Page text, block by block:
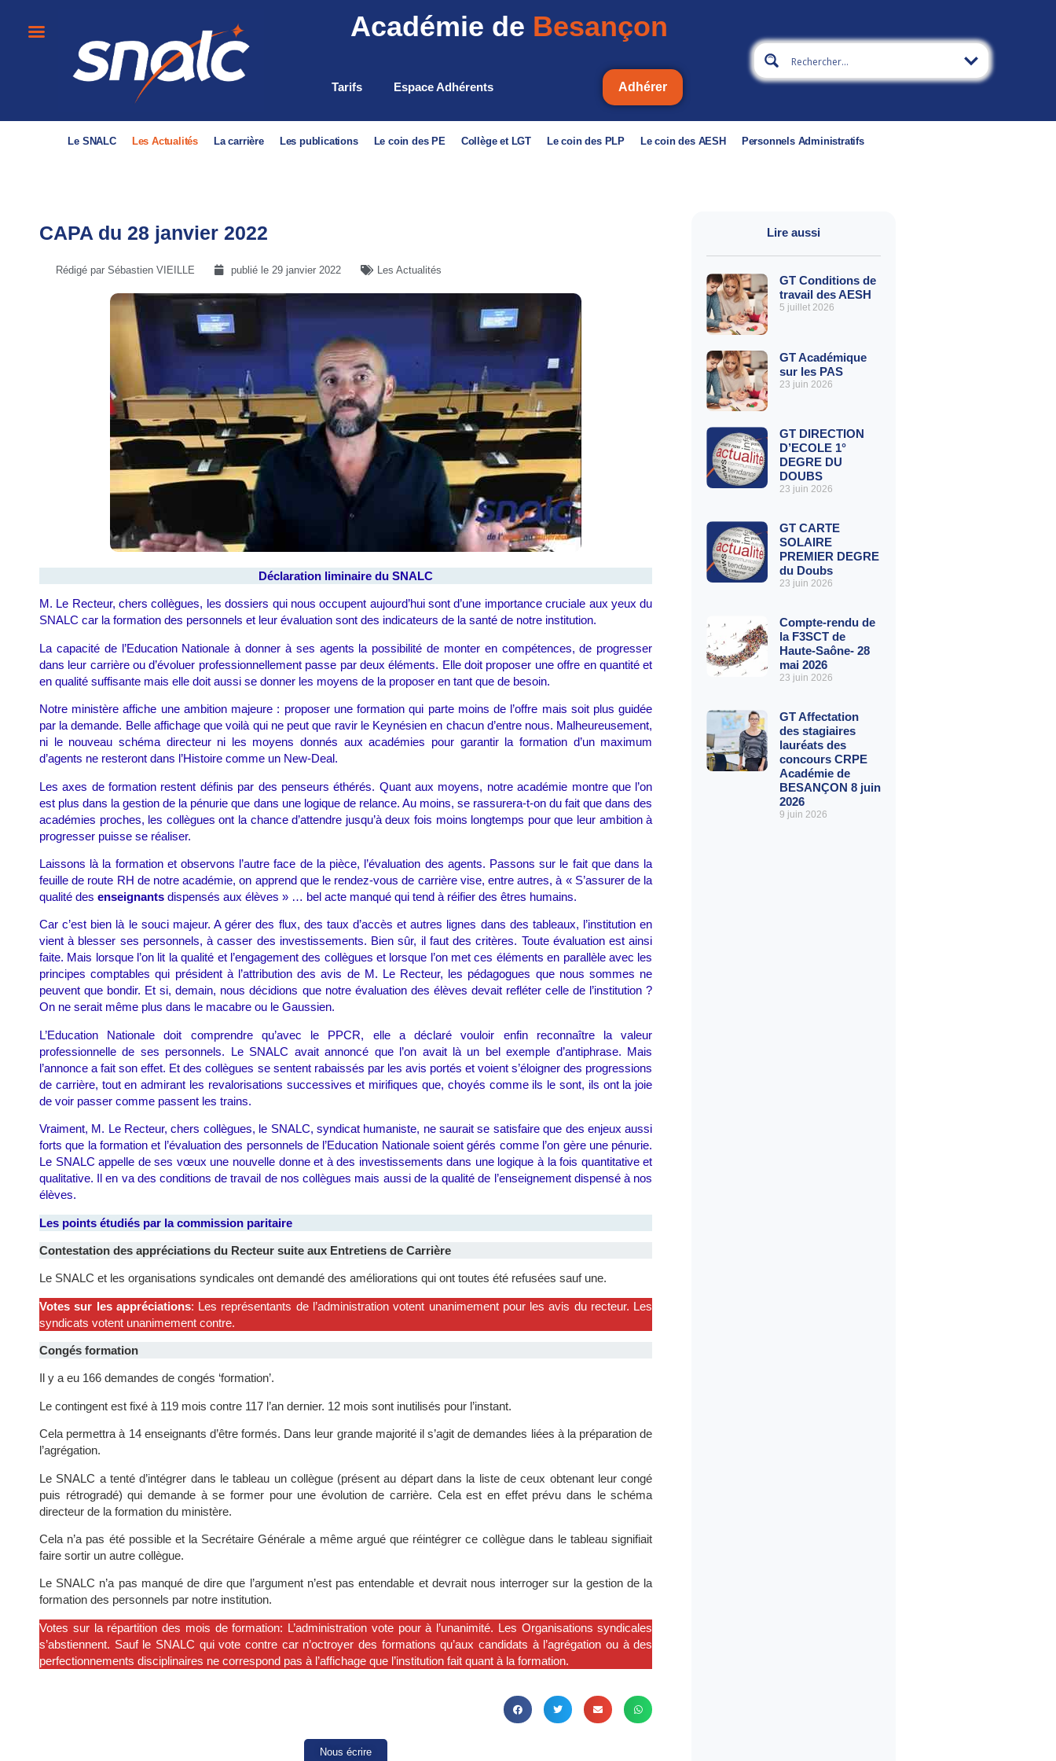
Académie de Besançon
Tarifs Espace Adhérents Adhérer
Le SNALC Les Actualités La carrière Les publications Le coin des PE Collège et LGT Le coin des PLP Le coin des AESH Personnels Administratifs
CAPA du 28 janvier 2022
Rédigé par Sébastien VIEILLE publié le 29 janvier 2022 Les Actualités
Déclaration liminaire du SNALC
M. Le Recteur, chers collègues, les dossiers qui nous occupent aujourd’hui sont d’une importance cruciale aux yeux du
SNALC car la formation des personnels et leur évaluation sont des indicateurs de la santé de notre institution.
La capacité de l’Education Nationale à donner à ses agents la possibilité de monter en compétences, de progresser
dans leur carrière ou d’évoluer professionnellement passe par deux éléments. Elle doit proposer une offre en quantité et
en qualité suffisante mais elle doit aussi se donner les moyens de la proposer en tant que de besoin.
Notre ministère affiche une ambition majeure : proposer une formation qui parte moins de l’offre mais soit plus guidée
par la demande. Belle affichage que voilà qui ne peut que ravir le Keynésien en chacun d’entre nous. Malheureusement,
ni le nouveau schéma directeur ni les moyens donnés aux académies pour garantir la formation d’un maximum
d’agents ne resteront dans l’Histoire comme un New-Deal.
Les axes de formation restent définis par des penseurs éthérés. Quant aux moyens, notre académie montre que l’on
est plus dans la gestion de la pénurie que dans une logique de relance. Au moins, se rassurera-t-on du fait que dans des
académies proches, les collègues ont la chance d’attendre jusqu’à deux fois moins longtemps pour que leur ambition à
progresser puisse se réaliser.
Laissons là la formation et observons l’autre face de la pièce, l’évaluation des agents. Passons sur le fait que dans la
feuille de route RH de notre académie, on apprend que le rendez-vous de carrière vise, entre autres, à « S’assurer de la
qualité des enseignants dispensés aux élèves » … bel acte manqué qui tend à réifier des êtres humains.
Car c’est bien là le souci majeur. A gérer des flux, des taux d’accès et autres lignes dans des tableaux, l’institution en
vient à blesser ses personnels, à casser des investissements. Bien sûr, il faut des critères. Toute évaluation est ainsi
faite. Mais lorsque l’on lit la qualité et l’engagement des collègues et lorsque l’on met ces éléments en parallèle avec les
principes comptables qui président à l’attribution des avis de M. Le Recteur, les pédagogues que nous sommes ne
peuvent que bondir. Et si, demain, nous décidions que notre évaluation des élèves devait refléter celle de l’institution ?
On ne serait même plus dans le macabre ou le Gaussien.
L’Education Nationale doit comprendre qu’avec le PPCR, elle a déclaré vouloir enfin reconnaître la valeur
professionnelle de ses personnels. Le SNALC avait annoncé que l’on avait là un bel exemple d’antiphrase. Mais
l’annonce a fait son effet. Et des collègues se sentent rabaissés par les avis portés et voient s’éloigner des progressions
de carrière, tout en admirant les revalorisations successives et mirifiques que, choyés comme ils le sont, ils ont la joie
de voir passer comme passent les trains.
Vraiment, M. Le Recteur, chers collègues, le SNALC, syndicat humaniste, ne saurait se satisfaire que des enjeux aussi
forts que la formation et l’évaluation des personnels de l’Education Nationale soient gérés comme l’on gère une pénurie.
Le SNALC appelle de ses vœux une nouvelle donne et à des investissements dans une logique à la fois quantitative et
qualitative. Il en va des conditions de travail de nos collègues mais aussi de la qualité de l’enseignement dispensé à nos
élèves.
Les points étudiés par la commission paritaire
Contestation des appréciations du Recteur suite aux Entretiens de Carrière
Le SNALC et les organisations syndicales ont demandé des améliorations qui ont toutes été refusées sauf une.
Votes sur les appréciations: Les représentants de l’administration votent unanimement pour les avis du recteur. Les
syndicats votent unanimement contre.
Congés formation
Il y a eu 166 demandes de congés ‘formation’.
Le contingent est fixé à 119 mois contre 117 l’an dernier. 12 mois sont inutilisés pour l’instant.
Cela permettra à 14 enseignants d’être formés. Dans leur grande majorité il s’agit de demandes liées à la préparation de
l’agrégation.
Le SNALC a tenté d’intégrer dans le tableau un collègue (présent au départ dans la liste de ceux obtenant leur congé
puis rétrogradé) qui demande à se former pour une évolution de carrière. Cela est en effet prévu dans le schéma
directeur de la formation du ministère.
Cela n’a pas été possible et la Secrétaire Générale a même argué que réintégrer ce collègue dans le tableau signifiait
faire sortir un autre collègue.
Le SNALC n’a pas manqué de dire que l’argument n’est pas entendable et devrait nous interroger sur la gestion de la
formation des personnels par notre institution.
Votes sur la répartition des mois de formation: L’administration vote pour à l’unanimité. Les Organisations syndicales
s’abstiennent. Sauf le SNALC qui vote contre car n’octroyer des formations qu’aux candidats à l’agrégation ou à des
perfectionnements disciplinaires ne correspond pas à l’affichage que l’institution fait quant à la formation.
Nous écrire
Lire aussi
GT Conditions de
travail des AESH
5 juillet 2026
GT Académique
sur les PAS
23 juin 2026
GT DIRECTION
D’ECOLE 1°
DEGRE DU
DOUBS
23 juin 2026
GT CARTE
SOLAIRE
PREMIER DEGRE
du Doubs
23 juin 2026
Compte-rendu de
la F3SCT de
Haute-Saône- 28
mai 2026
23 juin 2026
GT Affectation
des stagiaires
lauréats des
concours CRPE
Académie de
BESANÇON 8 juin
2026
9 juin 2026